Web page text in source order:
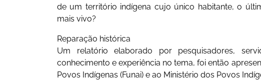
de um território indígena cujo único habitante, o
mais vivo?
Reparação histórica
Um relatório elaborado por pesquisadores,
conhecimento e experiência no tema, foi então
Povos Indígenas (Funai) e ao Ministério dos Povos